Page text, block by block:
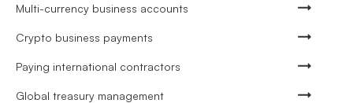
Multi-currency business accounts
Crypto business payments
Paying international contractors
Global treasury management